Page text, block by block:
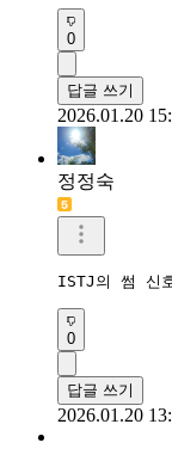
0
답글 쓰기
2026.01.20
정정숙
ISTJ의 썸 신
0
답글 쓰기
2026.01.20